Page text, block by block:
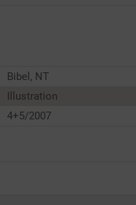
Bibel, NT
Illustration
4+5/2007